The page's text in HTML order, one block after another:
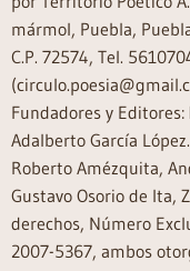
mármol, Puebla,
C.P. 72574, Tel.
Fundadores y
Adalberto García
Roberto Amézquita,
Gustavo Osorio de Ita,
derechos, Número
2007-5367, ambos